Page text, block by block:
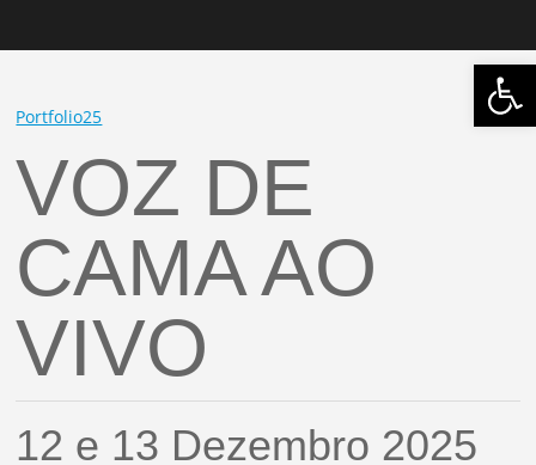
Portfolio25
VOZ DE
CAMA AO
VIVO
12 e 13 Dezembro 2025
Abrir